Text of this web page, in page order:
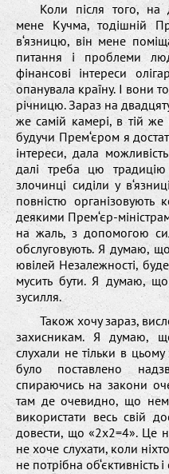
Коли після того, на
мене Кучма, тодішній
в‘язницю, він мене
питання і проблеми
фінансові інтереси
опанувала країну. І вони
річницю. Зараз на
же самій камері, в тій же
будучи Прем‘єром я
інтереси, дала
далі треба цю
злочинці сиділи у
повністю організовують
деякими Прем‘єр-
на жаль, з допомогою
обслуговують. Я думаю,
ювілей Незалежності,
мусить бути. Я думаю,
зусилля.
Також хочу зараз,
захисникам. Я думаю,
слухали не тільки в
було поставлено
спираючись на закони
там де очевидно, що
використати весь свій
довести, що «2х2=4». Це
не хоче слухати, коли
не потрібна об‘єктивність